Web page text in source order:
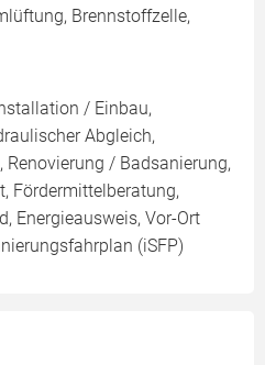
Brennstoffzelle,
/ Einbau,
Abgleich,
/ Badsanierung,
Fördermittelberatung,
Energieausweis, Vor-Ort
(iSFP)